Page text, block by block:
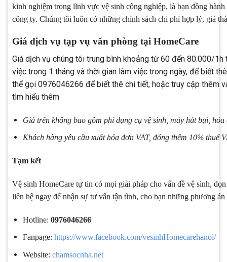
kinh nghiệm trong lĩnh vực vệ sinh công nghiệp, là bạn đồng
công ty. Chúng tôi luôn có những chính sách chi phí hợp lý, giá
Giá dịch vụ tạp vụ văn phòng tại HomeCare
Giá dịch vụ chúng tôi trung bình khoảng từ 60 đến 80.000/
việc trong 1 tháng và thời gian làm việc trong ngày, để biết
thể gọi 0976046266 để biết thê chi tiết, hoặc truy cập thêm
tìm hiểu thêm
Giá trên không bao gồm phí dụng cụ vệ sinh, máy hút bụi,
Khách hàng yêu cầu xuất hóa đơn VAT, đóng thêm 10% thuế
Tạm kết
Vệ sinh HomeCare tự tin có mọi giải pháp cho vấn đề vệ sinh,
liên hệ ngay để nhận sự tư vấn tận tình, cho bạn những phương
Hotline: 0976046266
Fanpage: https://www.facebook.com/vesinhHomecarehanoi/
Website: chamsocnha.net